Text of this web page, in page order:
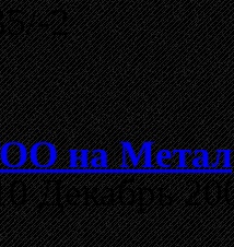
2
на
Декабрь